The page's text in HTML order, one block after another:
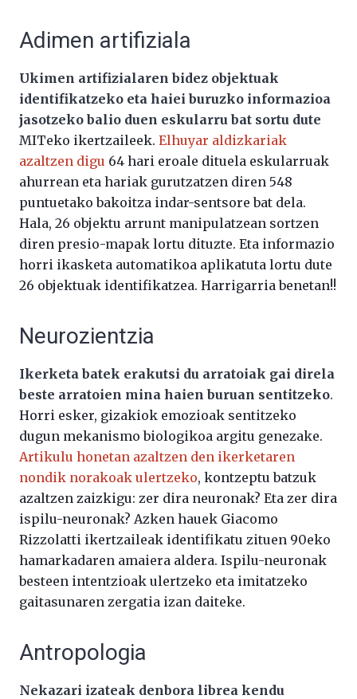
Adimen artifiziala
Ukimen artifizialaren bidez objektuak
identifikatzeko eta haiei buruzko informazioa
jasotzeko balio duen eskularru bat sortu dute
MITeko ikertzaileek. Elhuyar aldizkariak
azaltzen digu 64 hari eroale dituela eskularruak
ahurrean eta hariak gurutzatzen diren 548
puntuetako bakoitza indar-sentsore bat dela.
Hala, 26 objektu arrunt manipulatzean sortzen
diren presio-mapak lortu dituzte. Eta informazio
horri ikasketa automatikoa aplikatuta lortu dute
26 objektuak identifikatzea. Harrigarria benetan!!
Neurozientzia
Ikerketa batek erakutsi du arratoiak gai direla
beste arratoien mina haien buruan sentitzeko.
Horri esker, gizakiok emozioak sentitzeko
dugun mekanismo biologikoa argitu genezake.
Artikulu honetan azaltzen den ikerketaren
nondik norakoak ulertzeko, kontzeptu batzuk
azaltzen zaizkigu: zer dira neuronak? Eta zer dira
ispilu-neuronak? Azken hauek Giacomo
Rizzolatti ikertzaileak identifikatu zituen 90eko
hamarkadaren amaiera aldera. Ispilu-neuronak
besteen intentzioak ulertzeko eta imitatzeko
gaitasunaren zergatia izan daiteke.
Antropologia
Nekazari izateak denbora librea kendu